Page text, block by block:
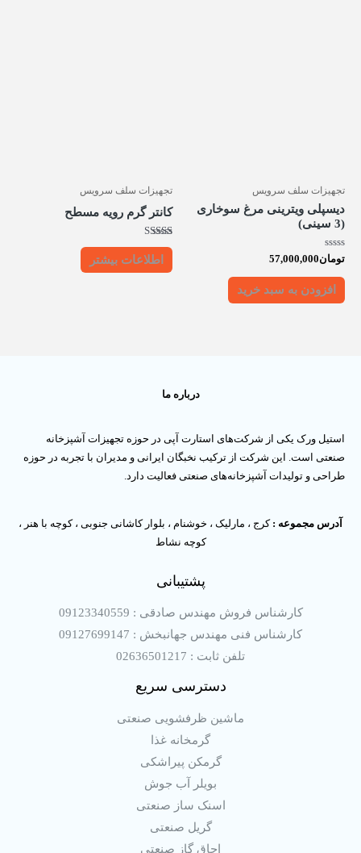
تجهیزات سلف سرویس
دیسپلی ویترینی مرغ سوخاری
(3 سینی)
امتیاز
0
از
تومان57,000,000
افزودن به سبد خرید
تجهیزات سلف سرویس
کانتر گرم رویه مسطح
امتیاز
5.00
از 5اطلاعات بیشتر
درباره ما
استیل ورک یکی از شرکت‌های استارت آپی در حوزه تجهیزات آشپزخانه
صنعتی است. این شرکت از ترکیب نخبگان ایرانی و مدیران با تجربه در حوزه
طراحی و تولیدات آشپزخانه‌های صنعتی فعالیت دارد.
آدرس مجموعه : کرج ، مارلیک ، خوشنام ، بلوار کاشانی جنوبی ، کوچه با هنر ،
کوچه نشاط
پشتیبانی
کارشناس فروش مهندس صادقی : 09123340559
کارشناس فنی مهندس جهانبخش : 09127699147
تلفن ثابت : 02636501217
دسترسی سریع
ماشین ظرفشویی صنعتی
گرمخانه غذا
گرمکن پیراشکی
بویلر آب جوش
اسنک ساز صنعتی
گریل صنعتی
اجاق گاز صنعتی